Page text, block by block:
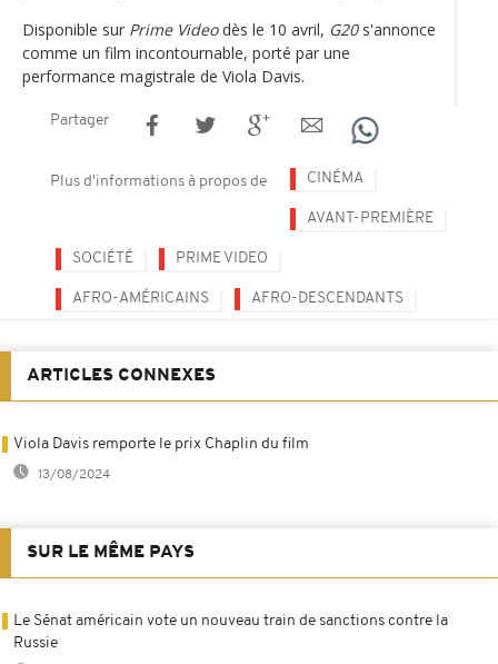
Disponible sur Prime Videodès le 10 avril, G20s'annonce
comme un film incontournable, porté par une
performance magistrale de Viola Davis.
Partager
Plus d'informations à propos de CINÉMA
AVANT-PREMIÈRE
SOCIÉTÉ PRIME VIDEO
AFRO-AMÉRICAINS AFRO-DESCENDANTS
ARTICLES CONNEXES
Viola Davis remporte le prix Chaplin du film
13/08/2024
SUR LE MÊME PAYS
Le Sénat américain vote un nouveau train de sanctions contre la
Russie